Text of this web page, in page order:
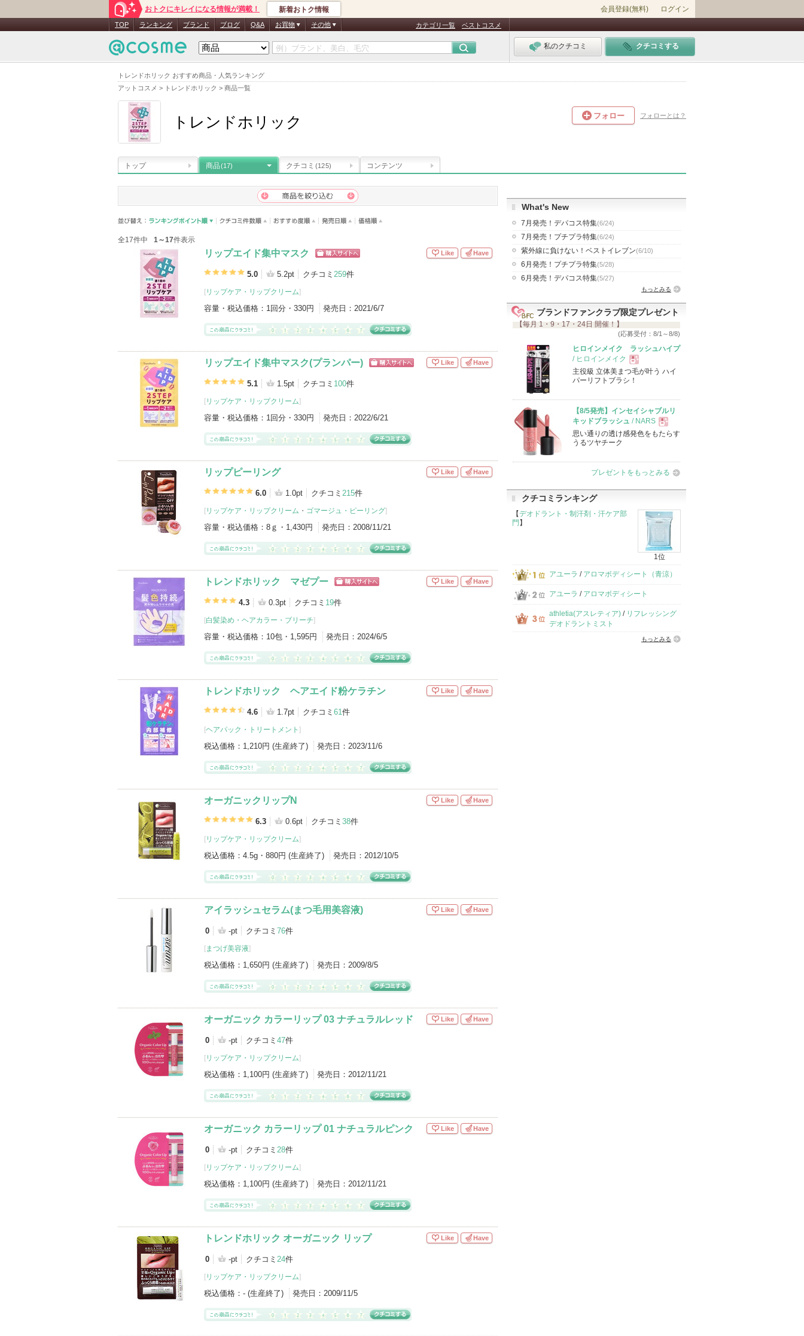
トレンドホリック おすすめ商品・人気ランキング
アットコスメ > トレンドホリック > 商品一覧
おトクにキレイになる情報が満載！ 新着おトク情報 会員登録(無料) ログイン
TOP ランキング ブランド ブログ Q&A お買物 その他 カテゴリ一覧 ベストコスメ
私のクチコミ クチコミする
トレンドホリック フォロー フォローとは？
トップ 商品(17) クチコミ (125) コンテンツ
全17件中 1～17件表示
リップエイド集中マスク
グサイトへ
5.0 5.2pt クチコミ 259件
[ リップケア・リップクリーム]
容量・税込価格： 1回分・330円 発売日： 2021/6/7
Like Have
リップエイド集中マスク(プランパー)
5.1 1.5pt クチコミ 100件
[ リップケア・リップクリーム]
容量・税込価格： 1回分・330円 発売日： 2022/6/21
Like Have
リップピーリング
6.0 1.0pt クチコミ 215件
[ リップケア・リップクリーム ・ ゴマージュ・ピーリング]
容量・税込価格： 8ｇ・1,430円 発売日： 2008/11/21
Like Have
トレンドホリック マゼプー
グサイトへ
4.3 0.3pt クチコミ 19件
[白髪染め・ヘアカラー・ブリーチ]
容量・税込価格： 10包・1,595円 発売日： 2024/6/5
Like Have
トレンドホリック ヘアエイド粉ケラチン
4.6 1.7pt クチコミ 61件
[ヘアパック・トリートメント ]
税込価格： 1,210円 (生産終了) 発売日： 2023/11/6
Like Have
オーガニックリップN
6.3 0.6pt クチコミ 38件
[ リップケア・リップクリーム]
税込価格： 4.5g・880円 (生産終了) 発売日： 2012/10/5
Like Have
アイラッシュセラム(まつ毛用美容液)
0 -pt クチコミ 76件
[まつげ美容液]
税込価格： 1,650円 (生産終了) 発売日： 2009/8/5
Like Have
オーガニック カラーリップ 03 ナチュラルレッド
0 -pt クチコミ 47件
[ リップケア・リップクリーム]
税込価格： 1,100円 (生産終了) 発売日： 2012/11/21
Like Have
オーガニック カラーリップ 01 ナチュラルピンク
0 -pt クチコミ 28件
[ リップケア・リップクリーム]
税込価格： 1,100円 (生産終了) 発売日： 2012/11/21
Like Have
トレンドホリック オーガニック リップ
0 -pt クチコミ 24件
[ リップケア・リップクリーム]
税込価格： - (生産終了) 発売日： 2009/11/5
Like Have
What's New
7月発売！デパコス特集(6/24)
7月発売！プチプラ特集(6/24)
紫外線に負けない！ベストイレブン(6/10)
6月発売！プチプラ特集(5/28)
6月発売！デパコス特集(5/27)
もっとみる
ブランドファンクラブ限定プレゼント
【毎月 1・9・17・24日 開催！】
(応募受付：8/1～8/8)
ヒロインメイク ラッシュハイプ
/ ヒロインメイク
現
主役級 立体美まつ毛が叶う ハイ
パーリフトブラシ！
【8/5発売】インセイシャブルリ
キッドブラッシュ / NARS
現
品
思い通りの透け感発色をもたらす
うるツヤチーク
プレゼントをもっとみる
クチコミランキング
【デオドラント・制汗剤・汗ケア部
門 】
1位
アユーラ / アロマボディシート（青涼）
アユーラ / アロマボディシート
athletia(アスレティア) / リフレッシング
デオドラントミスト
もっとみる